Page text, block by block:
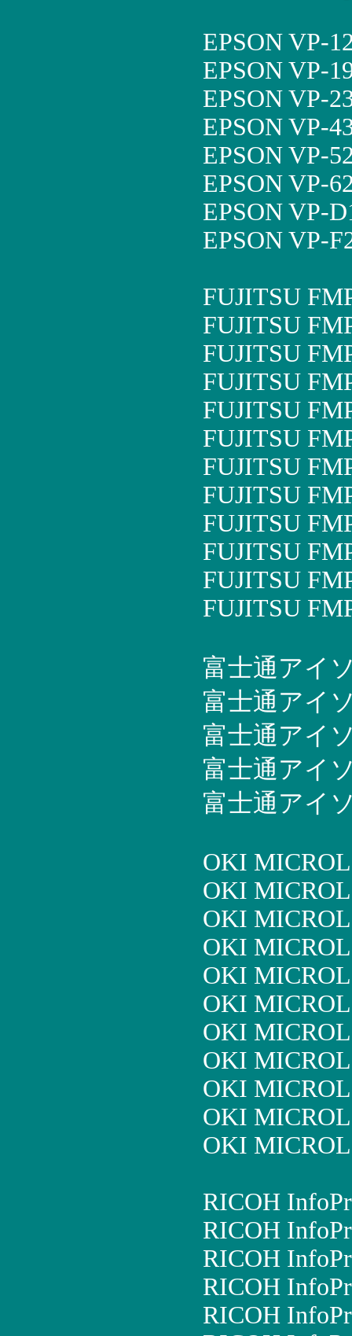
EPSON VP-
EPSON VP-
EPSON VP-
EPSON VP-
EPSON VP-
EPSON VP-
EPSON VP-
EPSON VP-
FUJITSU
FUJITSU
FUJITSU
FUJITSU
FUJITSU
FUJITSU
FUJITSU
FUJITSU
FUJITSU
FUJITSU
FUJITSU
FUJITSU
富士通アイ
富士通アイ
富士通アイ
富士通アイ
富士通アイ
OKI
OKI
OKI
OKI
OKI
OKI
OKI
OKI
OKI
OKI
OKI
RICOH
RICOH
RICOH
RICOH
RICOH